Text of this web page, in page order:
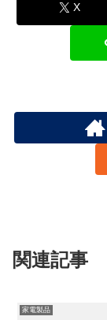
X
関連記事
家電製品